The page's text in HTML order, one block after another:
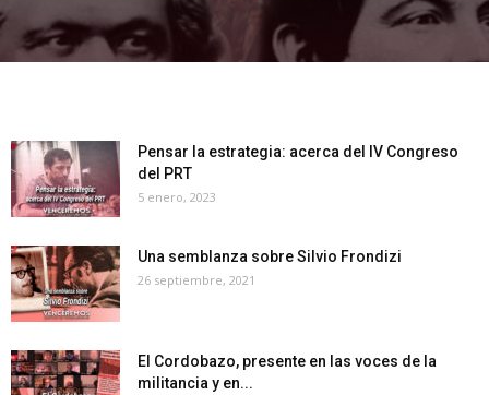
Pensar la estrategia: acerca del IV Congreso
del PRT
5 enero, 2023
Una semblanza sobre Silvio Frondizi
26 septiembre, 2021
El Cordobazo, presente en las voces de la
militancia y en...